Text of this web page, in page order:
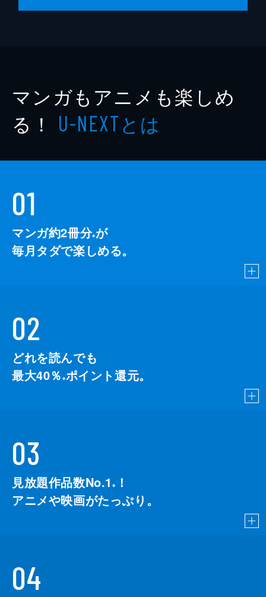
マンガもアニメも楽しめ
る！ U-NEXTとは
01
マンガ約2冊分※が
毎月タダで楽しめる。
02
どれを読んでも
最大40％ ※ポイント還元。
03
見放題作品数No.1 ※
！
アニメや映画がたっぷり。
04